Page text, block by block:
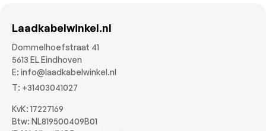
Laadkabelwinkel.nl
Dommelhoefstraat 41
5613 EL Eindhoven
E: info@laadkabelwinkel.nl
T: +31403041027
KvK: 17227169
Btw: NL819500409B01